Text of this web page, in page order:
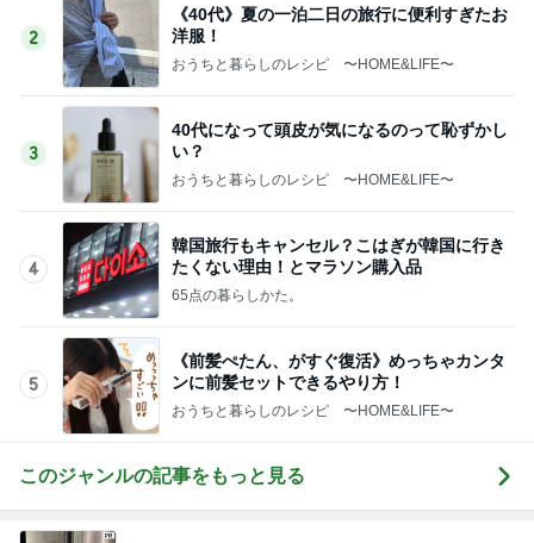
2
《40代》夏の一泊二日の旅行に便利すぎたお
洋服！
おうちと暮らしのレシピ 〜HOME&LIFE〜
3
40代になって頭皮が気になるのって恥ずかし
い？
おうちと暮らしのレシピ 〜HOME&LIFE〜
4
韓国旅行もキャンセル？こはぎが韓国に行き
たくない理由！とマラソン購入品
65点の暮らしかた。
5
《前髪ぺたん、がすぐ復活》めっちゃカンタ
ンに前髪セットできるやり方！
おうちと暮らしのレシピ 〜HOME&LIFE〜
このジャンルの記事をもっと見る